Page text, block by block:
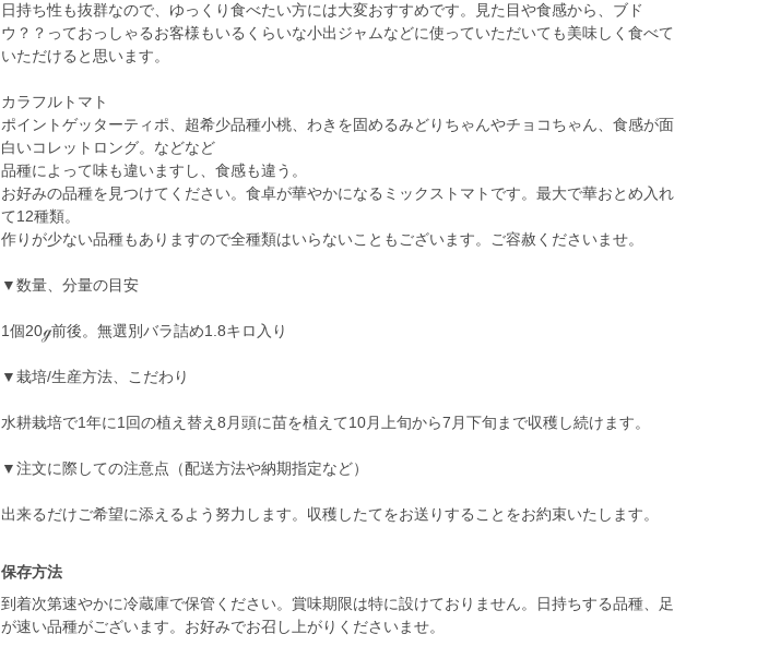
日持ち性も抜群なので、ゆっくり食べたい方には大変おすすめです。見た目や食感から、ブド
ウ？？っておっしゃるお客様もいるくらいな小出ジャムなどに使っていただいても美味しく食べて
いただけると思います。
カラフルトマト
ポイントゲッターティポ、超希少品種小桃、わきを固めるみどりちゃんやチョコちゃん、食感が面
白いコレットロング。などなど
品種によって味も違いますし、食感も違う。
お好みの品種を見つけてください。食卓が華やかになるミックストマトです。最大で華おとめ入れ
て12種類。
作りが少ない品種もありますので全種類はいらないこともございます。ご容赦くださいませ。
▼数量、分量の目安
1個20ℊ前後。無選別バラ詰め1.8キロ入り
▼栽培/生産方法、こだわり
水耕栽培で1年に1回の植え替え8月頭に苗を植えて10月上旬から7月下旬まで収穫し続けます。
▼注文に際しての注意点（配送方法や納期指定など）
出来るだけご希望に添えるよう努力します。収穫したてをお送りすることをお約束いたします。
保存方法
到着次第速やかに冷蔵庫で保管ください。賞味期限は特に設けておりません。日持ちする品種、足
が速い品種がございます。お好みでお召し上がりくださいませ。